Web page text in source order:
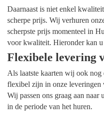
Daarnaast is niet enkel
scherpe prijs. Wij verhuren
scherpste prijs momenteel in
voor kwaliteit. Hieronder kan
Flexibele levering
Als laatste kaarten wij ook
flexibel zijn in onze
Wij passen ons graag aan
in de periode van het huren.